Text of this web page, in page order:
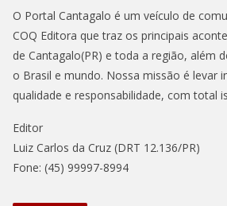
O Portal Cantagalo é um veículo de
COQ Editora que traz os principais
de Cantagalo(PR) e toda a região, além
o Brasil e mundo. Nossa missão é levar
qualidade e responsabilidade, com total
Editor
Luiz Carlos da Cruz (DRT 12.136/PR)
Fone: (45) 99997-8994